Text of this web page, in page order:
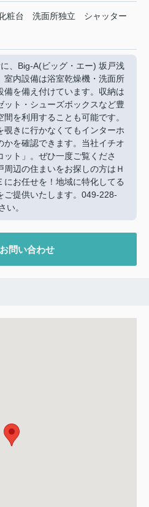
粧台 洗面所独立 シャッター
、Big-A(ビッグ・エー) 坂戸浅
室内設備は浴室乾燥機・洗面所
備を備え付けています。収納は
ット・シューズボックスなど豊
を利用することも可能です。
覗きに行かなくてもインターホ
かを確認できます。当社イチオ
ット」。ぜひ一度ご覧くださ
周辺の住まいをお探しの方はＨ
お任せを！地域に特化してる
ご提供いたします。049-228-
い。
お問い合わせ